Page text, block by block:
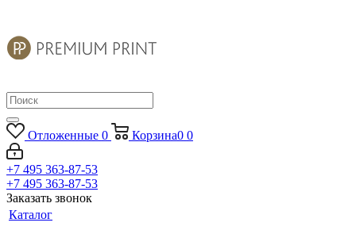
Отложенные 0 Корзина0 0
+7 495 363-87-53
+7 495 363-87-53
Заказать звонок
Каталог